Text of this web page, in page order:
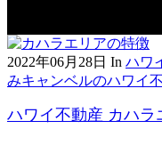
2022年06月28日 In ハワ
みキャンベルのハワイ
ハワイ不動産 カハラ